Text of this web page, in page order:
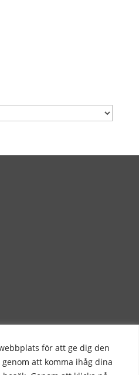
för att ge dig den
att komma ihåg dina